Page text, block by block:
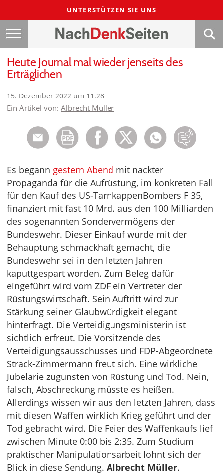
UNTERSTÜTZEN SIE UNS
Heute Journal mal wieder jenseits des
Erträglichen
15. Dezember 2022 um 11:28
Ein Artikel von: Albrecht Müller
Es begann gestern Abend mit nackter
Propaganda für die Aufrüstung, im konkreten Fall
für den Kauf des US-TarnkappenBombers F 35,
finanziert mit fast 10 Mrd. aus den 100 Milliarden
des sogenannten Sondervermögens der
Bundeswehr. Dieser Einkauf wurde mit der
Behauptung schmackhaft gemacht, die
Bundeswehr sei in den letzten Jahren
kaputtgespart worden. Zum Beleg dafür
eingeführt wird vom ZDF ein Vertreter der
Rüstungswirtschaft. Sein Auftritt wird zur
Stärkung seiner Glaubwürdigkeit elegant
hinterfragt. Die Verteidigungsministerin ist
sichtlich erfreut. Die Vorsitzende des
Verteidigungsausschusses und FDP-Abgeordnete
Strack-Zimmermann freut sich. Eine wirkliche
Jubelarie zugunsten von Rüstung und Tod. Nein,
falsch, Abschreckung müsste es heißen.
Allerdings wissen wir aus den letzten Jahren, dass
mit diesen Waffen wirklich Krieg geführt und der
Tod gebracht wird. Die Feier des Waffenkaufs lief
zwischen Minute 0:00 bis 2:35. Zum Studium
praktischer Manipulationsarbeit lohnt sich der
Blick in diese Sendung. Albrecht Müller.